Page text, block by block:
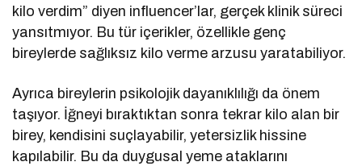
kilo verdim” diyen influencer’lar, gerçek klinik süreci
yansıtmıyor. Bu tür içerikler, özellikle genç
bireylerde sağlıksız kilo verme arzusu yaratabiliyor.
Ayrıca bireylerin psikolojik dayanıklılığı da önem
taşıyor. İğneyi bıraktıktan sonra tekrar kilo alan bir
birey, kendisini suçlayabilir, yetersizlik hissine
kapılabilir. Bu da duygusal yeme ataklarını